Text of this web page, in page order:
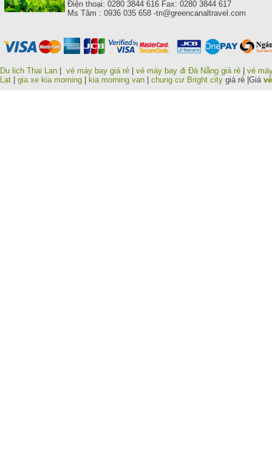
Điện thoại: 0280 3844 616 Fax: 0280 3844 617
Ms Tâm : 0936 035 658 -tn@greencanaltravel.com
Du lich Thai Lan vé máy bay giá rẻ vé máy bay đi Đà Nẵng giá rẻ
vé
Lạt
gia xe kia morning kia morning van chung cư Bright city giá rẻ |Giá